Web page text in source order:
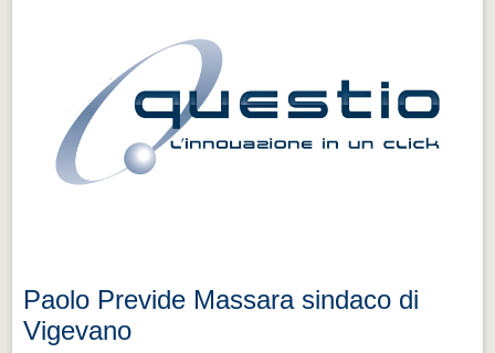
Paolo Previde Massara sindaco di
Vigevano